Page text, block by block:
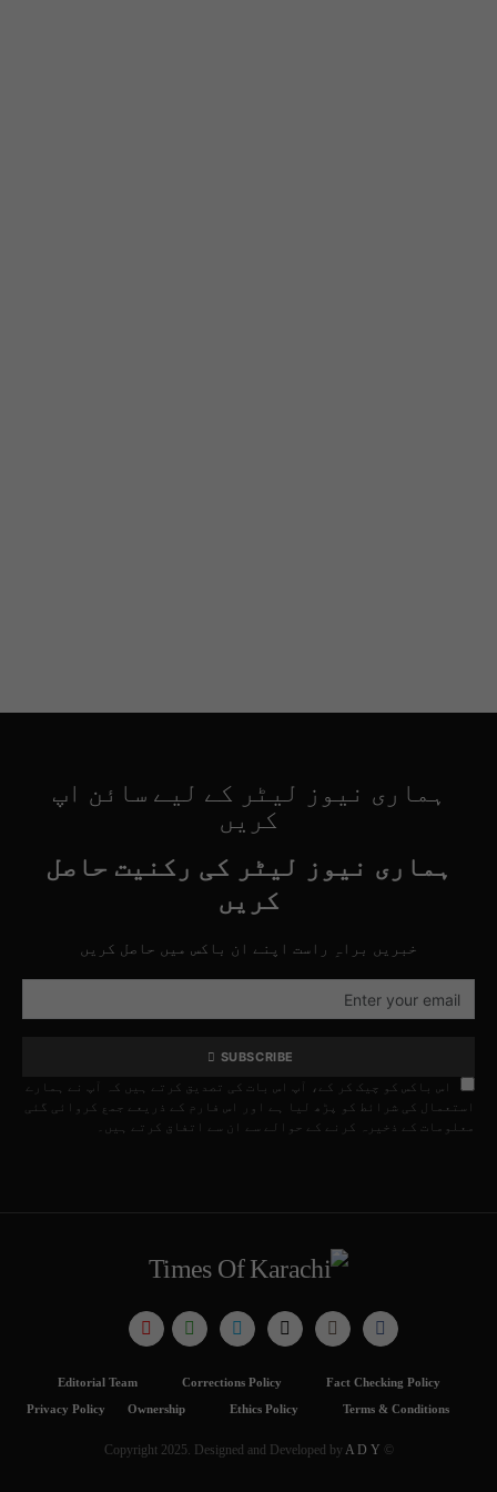
ہماری نیوز لیٹر کے لیے سائن اپ
کریں
ہماری نیوز لیٹر کی رکنیت حاصل
کریں
خبریں براہِ راست اپنے ان باکس میں حاصل کریں
SUBSCRIBE
اس باکس کو چیک کر کے، آپ اس بات کی تصدیق کرتے ہیں کہ آپ نے ہمارے
استعمال کی شرائط کو پڑھ لیا ہے اور اس فارم کے ذریعے جمع کروائی گئی
معلومات کے ذخیرہ کرنے کے حوالے سے ان سے اتفاق کرتے ہیں۔
Fact Checking Policy
Corrections Policy
Editorial Team
Terms & Conditions
Ethics Policy
Ownership
Privacy Policy
© Copyright 2025. Designed and Developed by
A D Y